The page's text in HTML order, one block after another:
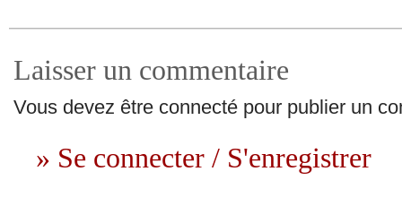
Laisser un commentaire
Vous devez être connecté pour publier un
» Se connecter / S'enregistrer